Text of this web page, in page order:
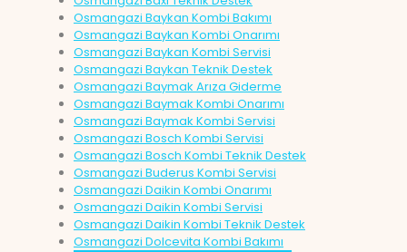
Osmangazi Baykan Kombi Bakımı
Osmangazi Baykan Kombi Onarımı
Osmangazi Baykan Kombi Servisi
Osmangazi Baykan Teknik Destek
Osmangazi Baymak Arıza Giderme
Osmangazi Baymak Kombi Onarımı
Osmangazi Baymak Kombi Servisi
Osmangazi Bosch Kombi Servisi
Osmangazi Bosch Kombi Teknik Destek
Osmangazi Buderus Kombi Servisi
Osmangazi Daikin Kombi Onarımı
Osmangazi Daikin Kombi Servisi
Osmangazi Daikin Kombi Teknik Destek
Osmangazi Dolcevita Kombi Bakımı